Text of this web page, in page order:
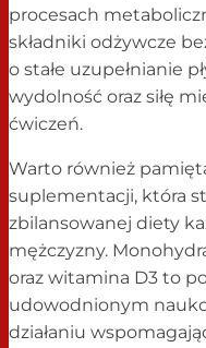
procesach
składniki odżywcze
o stałe uzupełnianie
wydolność oraz siłę
ćwiczeń.
Warto również
suplementacji, która
zbilansowanej diety
mężczyzny.
oraz witamina D3 to
udowodnionym
działaniu